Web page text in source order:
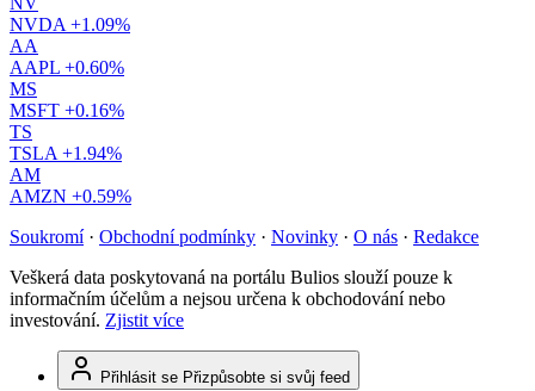
NVDA +1.09%
AA
AAPL +0.60%
MS
MSFT +0.16%
TS
TSLA +1.94%
AM
AMZN +0.59%
Soukromí · Obchodní podmínky · Novinky · O nás · Redakce
Veškerá data poskytovaná na portálu Bulios slouží pouze k
informačním účelům a nejsou určena k obchodování nebo
investování. Zjistit více
Přihlásit se Přizpůsobte si svůj feed